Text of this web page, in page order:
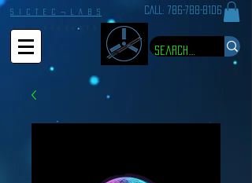
S I C T E C ¬ L A B S CALL: 786-788-8106
P R E S E N T S